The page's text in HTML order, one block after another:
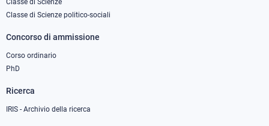
1
Classe di Scienze
Classe di Scienze politico-sociali
Concorso di ammissione
Corso ordinario
PhD
Ricerca
IRIS - Archivio della ricerca